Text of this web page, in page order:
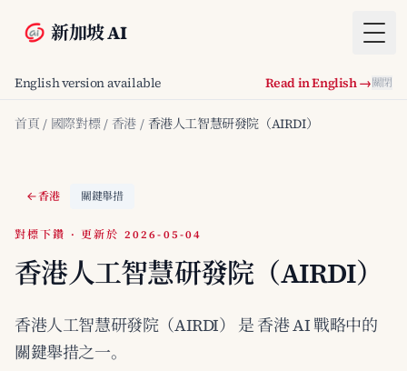
新加坡 AI
English version available Read in English →關閉
首頁 / 國際對標 / 香港 / 香港人工智慧研發院（AIRDI）
香港 關鍵舉措
對標下鑽 · 更新於 2026-05-04
香港人工智慧研發院（AIRDI）
香港人工智慧研發院（AIRDI） 是 香港 AI 戰略中的
關鍵舉措之一。